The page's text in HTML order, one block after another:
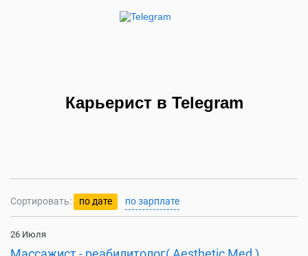
Карьерист в Telegram
Сортировать: по дате по зарплате
26 Июля